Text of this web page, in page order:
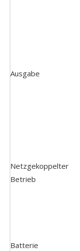
Ausgabe
Netzgekoppelter
Betrieb
Batterie